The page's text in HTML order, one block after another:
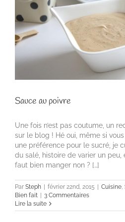
Sauce au poivre
Une fois n’est pas coutume, un
sur le blog ! Hé oui, même si
une préférence pour le sucré, je
du salé, histoire de varier un peu,
faut bien manger non ? […]
Par Steph | février 22nd, 2015 | Cuisine
Bien fait | 3 Commentaires
Lire la suite